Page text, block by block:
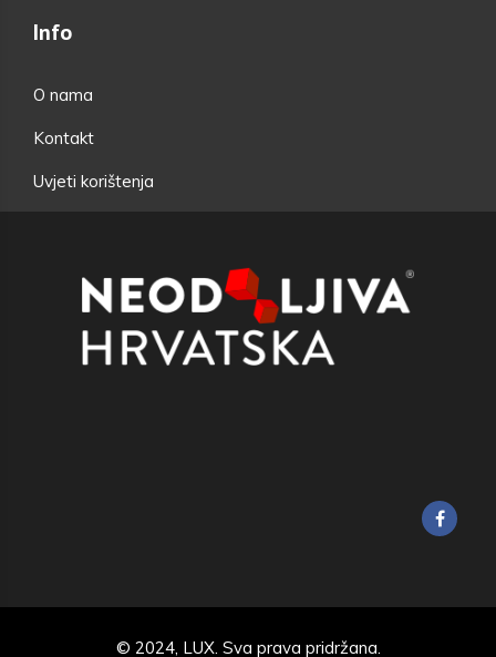
Info
O nama
Kontakt
Uvjeti korištenja
© 2024, LUX. Sva prava pridržana.